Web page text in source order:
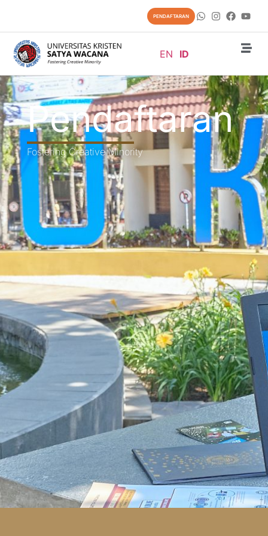
PENDAFTARAN
EN ID
Pendaftaran
Fostering Creative Minority